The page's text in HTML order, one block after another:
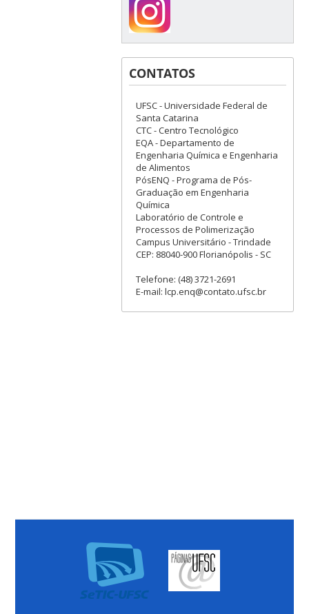
CONTATOS
UFSC - Universidade Federal de
Santa Catarina
CTC - Centro Tecnológico
EQA - Departamento de
Engenharia Química e Engenharia
de Alimentos
PósENQ - Programa de Pós-
Graduação em Engenharia
Química
Laboratório de Controle e
Processos de Polimerização
Campus Universitário - Trindade
CEP: 88040-900 Florianópolis - SC
Telefone: (48) 3721-2691
E-mail: lcp.enq@contato.ufsc.br